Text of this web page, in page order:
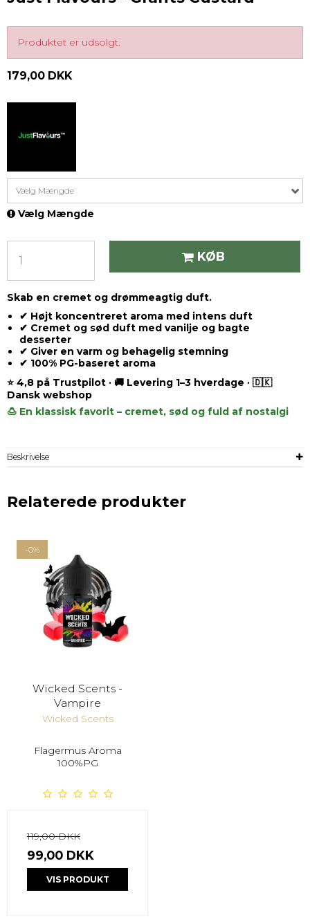
Produktet er udsolgt.
179,00 DKK
Vælg Mængde
Vælg Mængde
KØB
Skab en cremet og drømmeagtig duft.
✔ Højt koncentreret aroma med intens duft
✔ Cremet og sød duft med vanilje og bagte
desserter
✔ Giver en varm og behagelig stemning
✔ 100% PG-baseret aroma
⭐ 4,8 på Trustpilot · 🚚 Levering 1–3 hverdage · 🇩🇰
Dansk webshop
🍮 En klassisk favorit – cremet, sød og fuld af nostalgi
Beskrivelse
Relaterede produkter
-0%
Wicked Scents -
Vampire
Wicked Scents
Flagermus Aroma
100%PG
119,00 DKK
99,00 DKK
VIS PRODUKT